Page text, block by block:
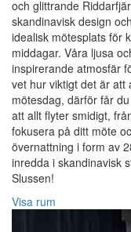
och glittrande
skandinavisk design
idealisk mötesplats för
middagar. Våra ljusa
inspirerande atmosfär
vet hur viktigt det är att
mötesdag, därför får
att allt flyter smidigt,
fokusera på ditt möte
övernattning i form av
inredda i skandinavisk
Slussen!
Visa rum